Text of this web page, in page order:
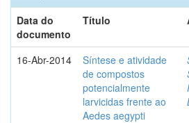
Data do
documento
Título
16-Abr-2014
Síntese e atividade
de compostos
potencialmente
larvicidas frente ao
Aedes aegypti